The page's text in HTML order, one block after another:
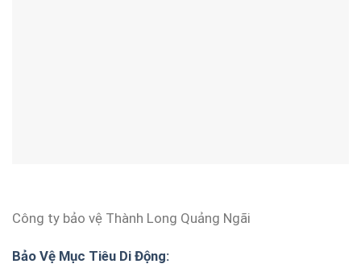
Công ty bảo vệ Thành Long Quảng Ngãi
Bảo Vệ Mục Tiêu Di Động: